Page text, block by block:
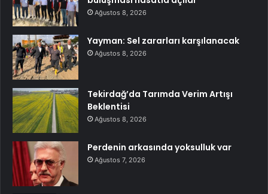
Ağustos 8, 2026
Yayman: Sel zararları karşılanacak
Ağustos 8, 2026
Tekirdağ’da Tarımda Verim Artışı
Beklentisi
Ağustos 8, 2026
Perdenin arkasında yoksulluk var
Ağustos 7, 2026